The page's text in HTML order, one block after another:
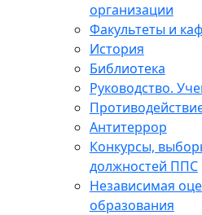
организации
Факультеты и
История
Библиотека
Руководство.
Антитеррор
Конкурсы,
должностей ППС
Независимая
образования